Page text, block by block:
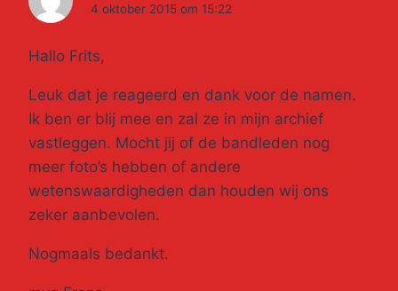
4 oktober 2015 om 15:22
Hallo Frits,
Leuk dat je reageerd en dank voor de namen.
Ik ben er blij mee en zal ze in mijn archief
vastleggen. Mocht jij of de bandleden nog
meer foto’s hebben of andere
wetenswaardigheden dan houden wij ons
zeker aanbevolen.
Nogmaals bedankt.